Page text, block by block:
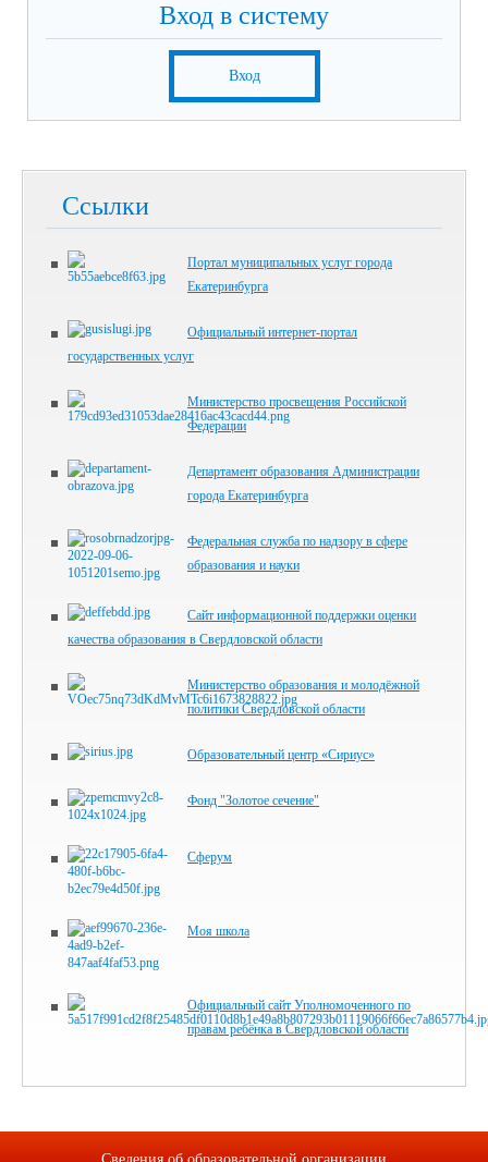
Вход в систему
Вход
Ссылки
Портал муниципальных услуг города
Екатеринбурга
Официальный интернет-портал
государственных услуг
Министерство просвещения Российской
Федерации
Департамент образования Администрации
города Екатеринбурга
Федеральная служба по надзору в сфере
образования и науки
Сайт информационной поддержки оценки
качества образования в Свердловской области
Министерство образования и молодёжной
политики Свердловской области
Образовательный центр «Сириус»
Фонд "Золотое сечение"
Сферум
Моя школа
Официальный сайт Уполномоченного по
правам ребёнка в Свердловской области